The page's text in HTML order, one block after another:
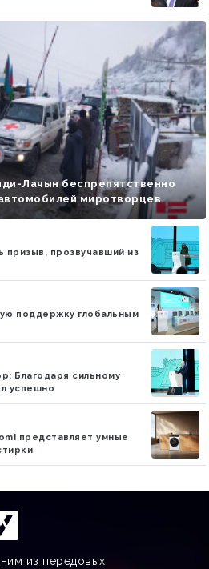
Лачын беспрепятственно
миротворцев
прозвучавший из
поддержку глобальным
Благодаря сильному
успешно
представляет умные
из передовых